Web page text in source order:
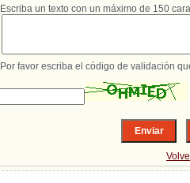
Escriba un texto con un máximo de 150
Por favor escriba el código de validación